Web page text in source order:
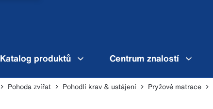
Katalog produktů Centrum znalostí
Pohoda zvířat Pohodlí krav & ustájení Pryžové matrace